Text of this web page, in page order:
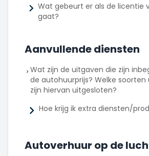
Wat gebeurt er als de licentie
gaat?
Aanvullende diensten
Wat zijn de uitgaven die zijn
de autohuurprijs? Welke soorten
zijn hiervan uitgesloten?
Hoe krijg ik extra diensten/
Autoverhuur op de